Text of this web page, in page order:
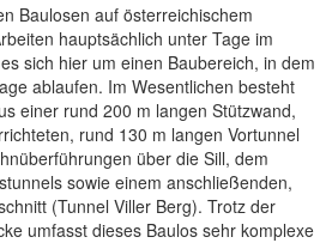
Baulosen auf österreichischem
hauptsächlich unter Tage im
sich hier um einen Baubereich, in dem
ablaufen. Im Wesentlichen besteht
einer rund 200 m langen Stützwand,
rund 130 m langen Vortunnel
über die Sill, dem
sowie einem anschließenden,
(Tunnel Viller Berg). Trotz der
umfasst dieses Baulos sehr komplexe